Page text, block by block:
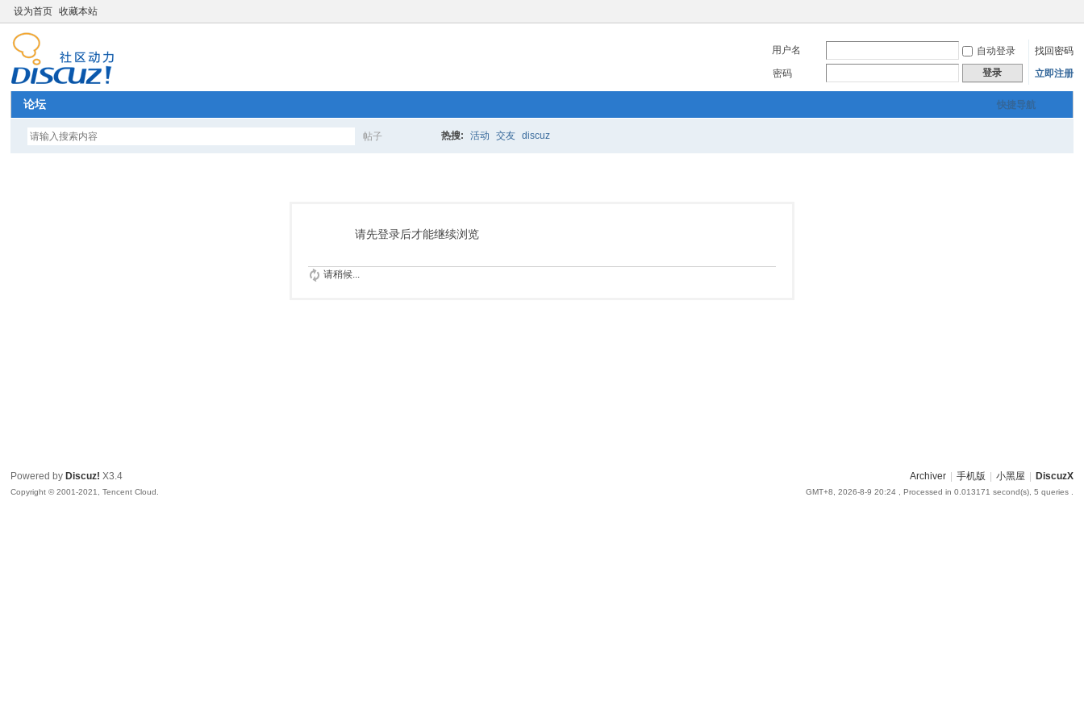
设为首页 收藏本站
用户名 自动登录
找回密码
密码
登录 立即注册
快捷导航
论坛
帖子
索
热搜: 活动 交友 discuz
请先登录后才能继续浏览
请稍候...
Archiver 手机版 小黑屋 DiscuzX
GMT+8, 2026-8-9 20:24, Processed in 0.013171 second(s), 5 queries .
Powered by Discuz! X3.4
Copyright © 2001-2021, Tencent Cloud.